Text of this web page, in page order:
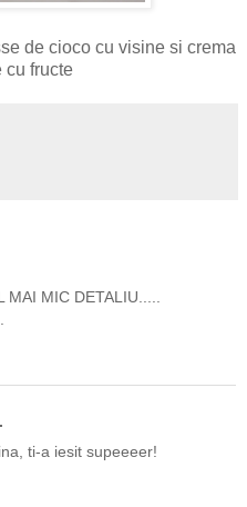
de cioco cu visine si crema
cu fructe
MAI MIC DETALIU.....
ti-a iesit supeeeer!